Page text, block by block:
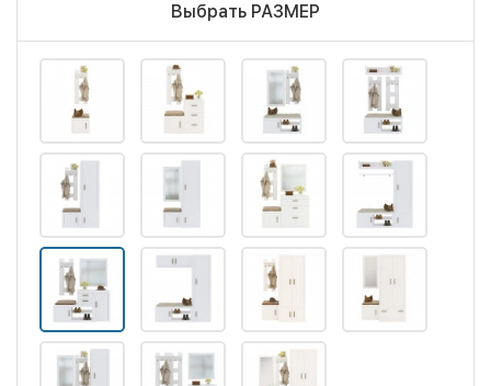
Выбрать РАЗМЕР